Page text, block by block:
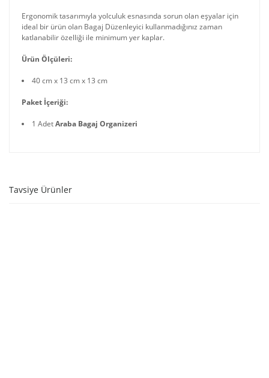
Ergonomik tasarımıyla yolculuk esnasında sorun olan eşyalar için
ideal bir ürün olan Bagaj Düzenleyici kullanmadığınız zaman
katlanabilir özelliği ile minimum yer kaplar.
Ürün Ölçüleri:
40 cm x 13 cm x 13 cm
Paket İçeriği:
1 AdetAraba Bagaj Organizeri
Tavsiye Ürünler